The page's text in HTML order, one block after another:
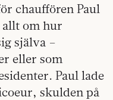
chauffören Paul
allt om hur
själva –
eller som
Paul lade
skulden på